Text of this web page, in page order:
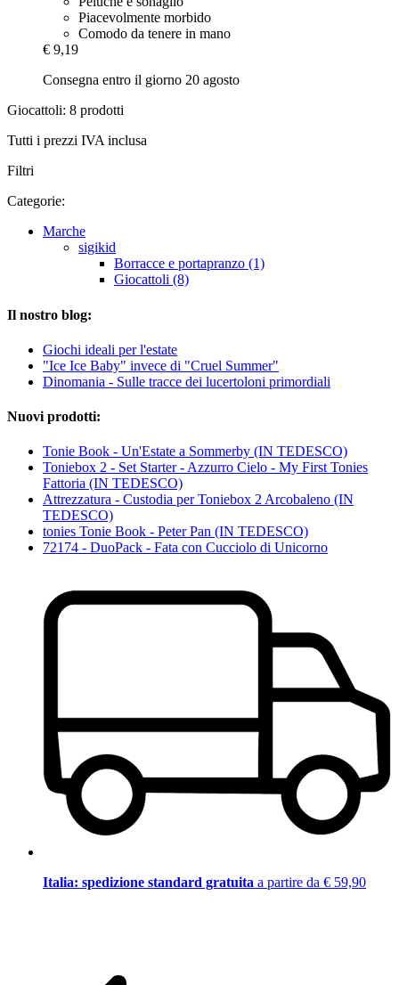
Piacevolmente morbido
Comodo da tenere in mano
€ 9,19
Consegna entro il giorno 20 agosto
Giocattoli: 8 prodotti
Tutti i prezzi IVA inclusa
Filtri
Categorie:
Marche
sigikid
Borracce e portapranzo (1)
Giocattoli (8)
Il nostro blog:
Giochi ideali per l'estate
"Ice Ice Baby" invece di "Cruel Summer"
Dinomania - Sulle tracce dei lucertoloni primordiali
Nuovi prodotti:
Tonie Book - Un'Estate a Sommerby (IN TEDESCO)
Toniebox 2 - Set Starter - Azzurro Cielo - My First Tonies
Fattoria (IN TEDESCO)
Attrezzatura - Custodia per Toniebox 2 Arcobaleno (IN
TEDESCO)
tonies Tonie Book - Peter Pan (IN TEDESCO)
72174 - DuoPack - Fata con Cucciolo di Unicorno
Italia: spedizione standard gratuita a partire da € 59,90